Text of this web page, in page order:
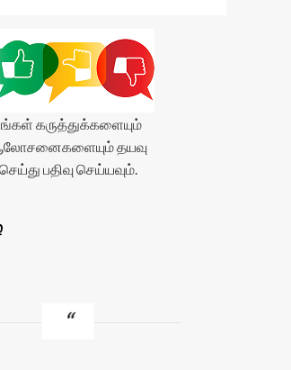
கருத்துக்களையும்
தயவு
செய்து பதிவு செய்யவும்.